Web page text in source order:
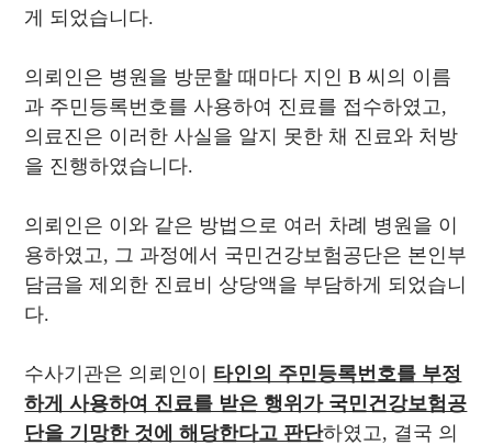
게 되었습니다.
의뢰인은 병원을 방문할 때마다 지인 B 씨의 이름
과 주민등록번호를 사용하여 진료를 접수하였고,
의료진은 이러한 사실을 알지 못한 채 진료와 처방
을 진행하였습니다.
의뢰인은 이와 같은 방법으로 여러 차례 병원을 이
용하였고, 그 과정에서 국민건강보험공단은 본인부
담금을 제외한 진료비 상당액을 부담하게 되었습니
다.
수사기관은 의뢰인이 타인의 주민등록번호를 부정
하게 사용하여 진료를 받은 행위가 국민건강보험공
단을 기망한 것에 해당한다고 판단하였고, 결국 의